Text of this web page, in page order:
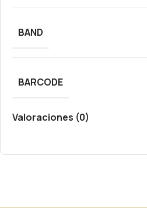
BAND
BARCODE
Valoraciones (0)